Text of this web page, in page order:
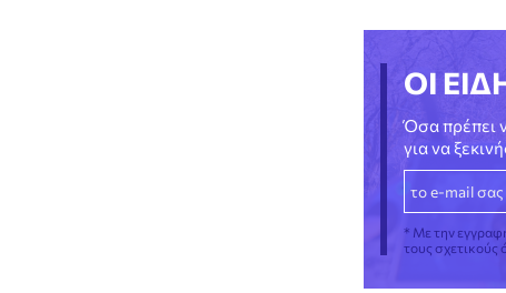
ΟΙ
Όσα πρέπει
για να
* Με την
τους σχετικούς